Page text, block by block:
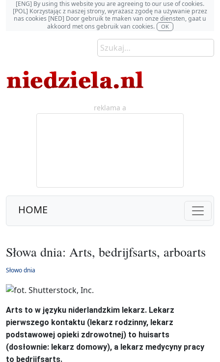
[ENG] By using this website you are agreeing to our use of cookies.
[POL] Korzystając z naszej strony, wyrażasz zgodę na używanie przez
nas cookies [NED] Door gebruik te maken van onze diensten, gaat u
akkoord met ons gebruik van cookies.
OK
reklama a
HOME
Słowa dnia: Arts, bedrijfsarts, arboarts
Słowo dnia
Arts to w języku niderlandzkim lekarz. Lekarz
pierwszego kontaktu (lekarz rodzinny, lekarz
podstawowej opieki zdrowotnej) to huisarts
(dosłownie: lekarz domowy), a lekarz medycyny pracy
to bedrijfsarts.